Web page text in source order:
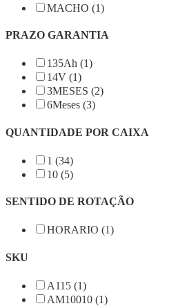
MACHO (1)
PRAZO GARANTIA
135Ah (1)
14V (1)
3MESES (2)
6Meses (3)
QUANTIDADE POR CAIXA
1 (34)
10 (5)
SENTIDO DE ROTAÇÃO
HORARIO (1)
SKU
A115 (1)
AM10010 (1)